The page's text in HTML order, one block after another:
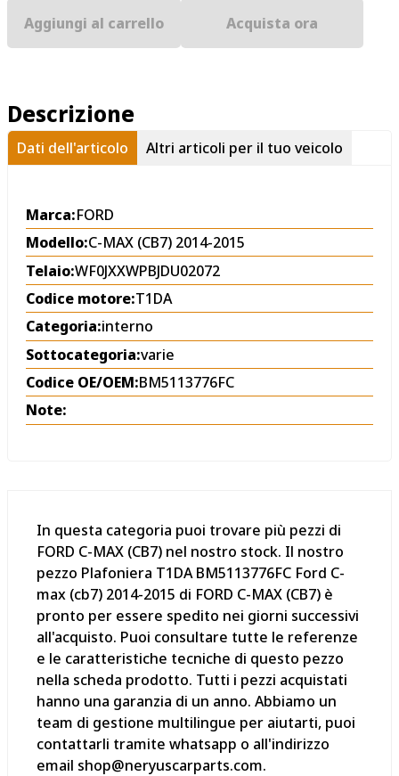
Aggiungi al carrello Acquista ora
Descrizione
Dati dell'articolo Altri articoli per il tuo veicolo
Marca:FORD
Modello:C-MAX (CB7) 2014-2015
Telaio:WF0JXXWPBJDU02072
Codice motore:T1DA
Categoria:interno
Sottocategoria:varie
Codice OE/OEM:BM5113776FC
Note:
In questa categoria puoi trovare più pezzi di
FORD C-MAX (CB7) nel nostro stock. Il nostro
pezzo Plafoniera T1DA BM5113776FC Ford C-
max (cb7) 2014-2015 di FORD C-MAX (CB7) è
pronto per essere spedito nei giorni successivi
all'acquisto. Puoi consultare tutte le referenze
e le caratteristiche tecniche di questo pezzo
nella scheda prodotto. Tutti i pezzi acquistati
hanno una garanzia di un anno. Abbiamo un
team di gestione multilingue per aiutarti, puoi
contattarli tramite whatsapp o all'indirizzo
email shop@neryuscarparts.com.